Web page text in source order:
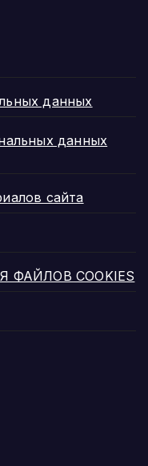
данных
данных
сайта
COOKIES